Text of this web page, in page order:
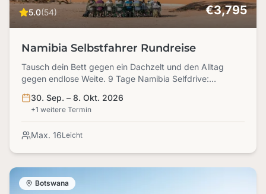
5.0(54) €3,795
Namibia Selbstfahrer Rundreise
Tausch dein Bett gegen ein Dachzelt und den Alltag
gegen endlose Weite. 9 Tage Namibia Selfdrive:
der Welt. Dein Platz im Team wartet!
30. Sep. – 8. Okt. 2026
+1 weitere Termin
Max. 16Leicht
Botswana